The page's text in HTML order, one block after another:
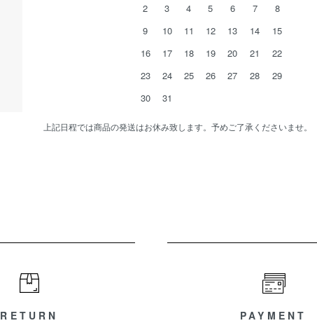
2
3 4 5 6 7
8
9
10 11 12 13 14
15
16
17 18 19 20 21
22
23
24 25 26 27 28
29
30
31
上記日程では商品の発送はお休み致します。予めご了承くださいませ。
RETURN PAYMENT